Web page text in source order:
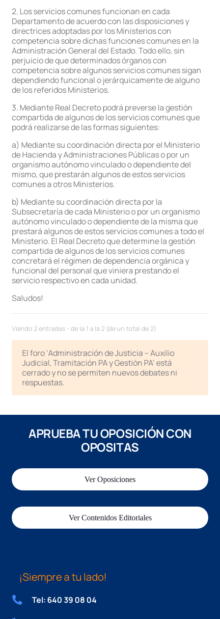
2. Los servicios comunes funcionan en cada
Departamento de acuerdo con las disposiciones y
directrices adoptadas por los Ministerios con
competencia sobre dichas funciones comunes en la
Administración General del Estado. Todo ello, sin
perjuicio de que determinados órganos con
competencia sobre algunos servicios comunes sigan
dependiendo funcional o jerárquicamente de alguno
de los referidos Ministerios.
3. Mediante Real Decreto podrá preverse la gestión
compartida de algunos de los servicios comunes que
podrá realizarse de las formas siguientes:
a) Mediante su coordinación directa por el Ministerio
de Hacienda y Administraciones Públicas o por un
organismo autónomo vinculado o dependiente del
mismo, que prestarán algunos de estos servicios
comunes a otros Ministerios.
b) Mediante su coordinación directa por la
Subsecretaría de cada Ministerio o por un organismo
autónomo vinculado o dependiente de la misma que
prestará algunos de estos servicios comunes a todo el
Ministerio. El Real Decreto que determine la gestión
compartida de algunos de los servicios comunes
concretará el régimen de dependencia orgánica y
funcional del personal que viniera prestando el
servicio respectivo en cada unidad.
Saludos!
Viendo 2 entradas - de la 1 a la 2 (de un total de 2)
El foro ‘Administración de Justicia – Auxilio
Judicial, Tramitación PA y Gestión PA’ está
cerrado y no se permiten nuevos debates ni
respuestas.
APRUEBA TU OPOSICIÓN CON
OPOSITAS
Ver Oposiciones
Ver Contenidos Editoriales
¡Siempre a tu lado!
Tel: 640 39 08 04